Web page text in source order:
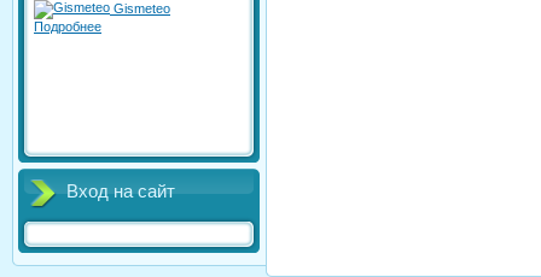
Gismeteo
Подробнее
Вход на сайт